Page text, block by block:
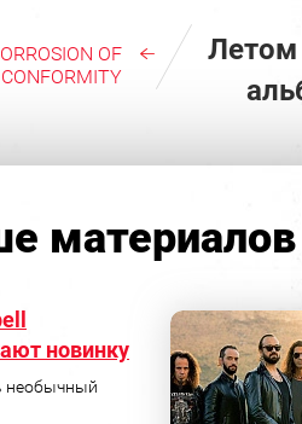
OF
CONFORMITY
Летом
новинку
необычный